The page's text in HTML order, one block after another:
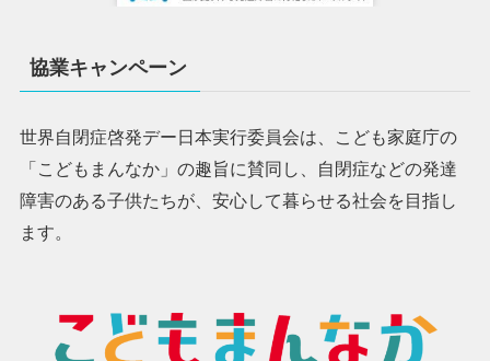
協業キャンペーン
世界自閉症啓発デー日本実行委員会は、こども家庭庁の
「こどもまんなか」の趣旨に賛同し、自閉症などの発達
障害のある子供たちが、安心して暮らせる社会を目指し
ます。